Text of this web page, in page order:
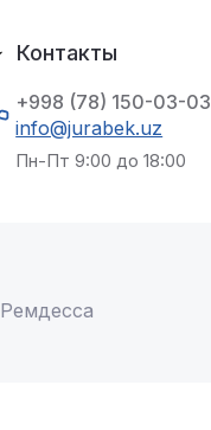
Контакты
+998 (78) 150-03-03
info@jurabek.uz
Пн-Пт 9:00 до 18:00
Ремдесса